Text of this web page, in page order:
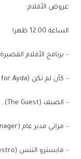
عروض الأفلام:
الساعة 12:00 ظهرا
– برنامج الأفلام القصيرة 1 (Short Film Program 1).. المسرح الكبير.
– كأن لم تكن (Looking for Ayda).. المسرح الصغير.
– الضيف (The Guest).. مسرح الهناجر.
– مراتي مدير عام (My Wife, the General Manager) .. سينما الهناجر.